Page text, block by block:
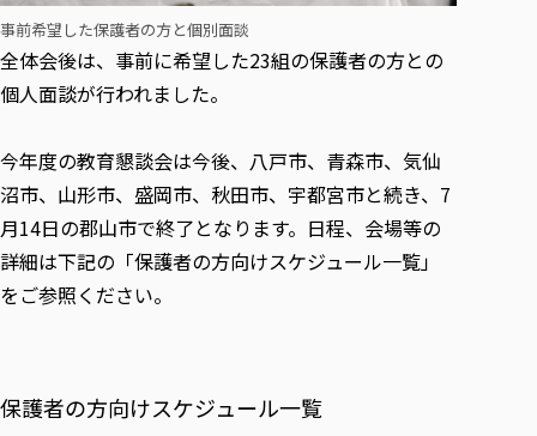
事前希望した保護者の方と個別面談
全体会後は、事前に希望した23組の保護者の方との
個人面談が行われました。
今年度の教育懇談会は今後、八戸市、青森市、気仙
沼市、山形市、盛岡市、秋田市、宇都宮市と続き、7
月14日の郡山市で終了となります。日程、会場等の
詳細は下記の「保護者の方向けスケジュール一覧」
をご参照ください。
保護者の方向けスケジュール一覧